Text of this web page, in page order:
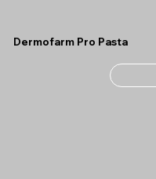
Dermofarm Pro Pasta